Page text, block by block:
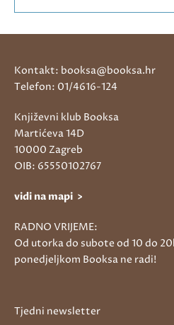
Kontakt: booksa@booksa.hr
Telefon: 01/4616-124
Književni klub Booksa
Martićeva 14D
10000 Zagreb
OIB: 65550102767
vidi na mapi >
RADNO VRIJEME:
Od utorka do subote od 10 do
ponedjeljkom Booksa ne radi!
Tjedni newsletter